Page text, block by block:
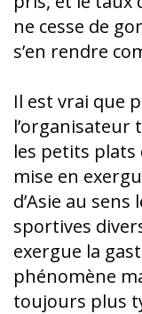
ne cesse de
s’en rendre
Il est vrai que
l’organisateur
les petits plats
mise en
d’Asie au
sportives
exergue la
phénomène
toujours plus